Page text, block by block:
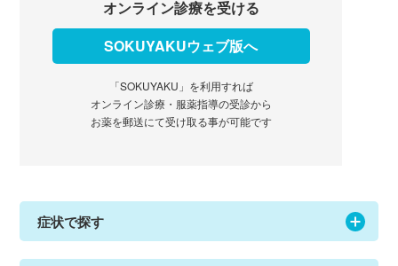
オンライン診療を受ける
SOKUYAKUウェブ版へ
「SOKUYAKU」を利用すれば
オンライン診療・服薬指導の受診から
お薬を郵送にて受け取る事が可能です
症状で探す